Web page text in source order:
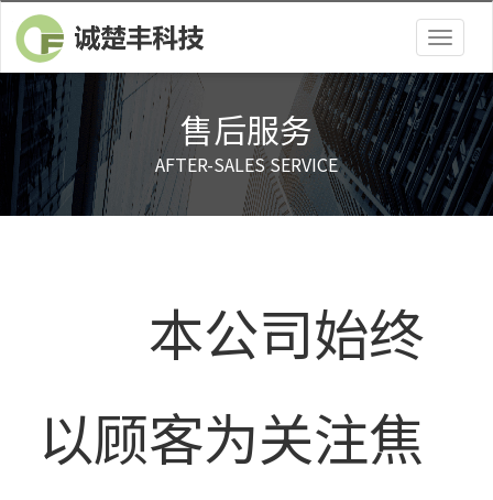
售后服务
AFTER-SALES SERVICE
本公司始终
以顾客为关注焦